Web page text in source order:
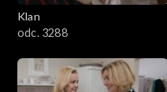
2301–2400
2201–2300
Klan
odc. 3288